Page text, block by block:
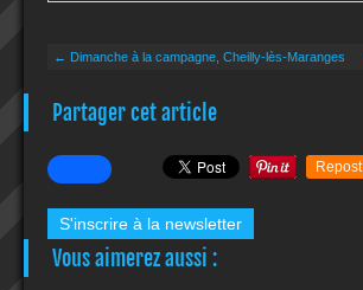
← Dimanche à la campagne, Cheilly-lès-Maranges
Partager cet article
Repost
S'inscrire à la newsletter
Vous aimerez aussi :